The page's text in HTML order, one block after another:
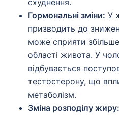
Гормональні зміни: У
призводить до
може сприяти
області живота. У
відбувається
тестостерону, що
метаболізм.
Зміна розподілу жиру: